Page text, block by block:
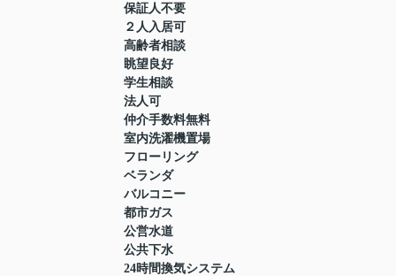
保証人不要
２人入居可
高齢者相談
眺望良好
学生相談
法人可
仲介手数料無料
室内洗濯機置場
フローリング
ベランダ
バルコニー
都市ガス
公営水道
公共下水
24時間換気システム